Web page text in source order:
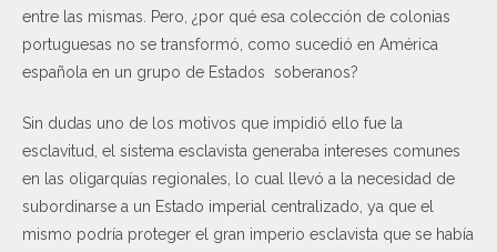
entre las mismas. Pero, ¿por qué esa colección de colonias
portuguesas no se transformó, como sucedió en América
española en un grupo de Estados soberanos?
Sin dudas uno de los motivos que impidió ello fue la
esclavitud, el sistema esclavista generaba intereses comunes
en las oligarquías regionales, lo cual llevó a la necesidad de
subordinarse a un Estado imperial centralizado, ya que el
mismo podría proteger el gran imperio esclavista que se había